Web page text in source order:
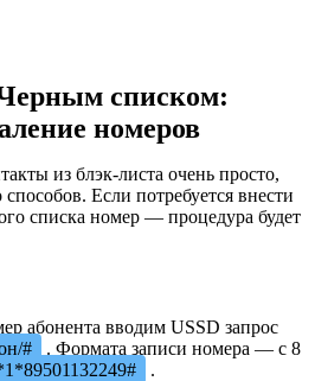
списком:
номеров
из блэк-листа очень просто,
Если потребуется внести
списка номер — процедура будет
абонента вводим USSD запрос
#
. Формата записи номера — с 8
.